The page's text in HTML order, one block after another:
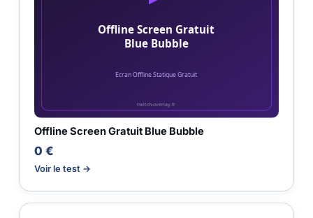
Offline Screen Gratuit Blue Bubble
0 €
Voir le test →